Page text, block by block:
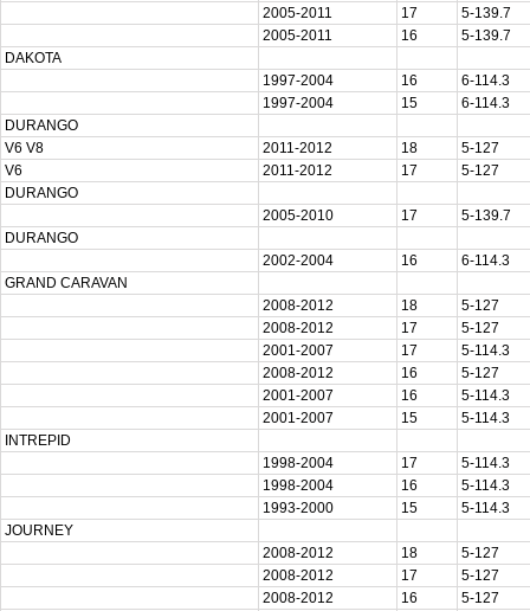
2005-2011
17
5-139.7
2005-2011
16
5-139.7
DAKOTA
1997-2004
16
6-114.3
1997-2004
15
6-114.3
DURANGO
V6 V8
2011-2012 18
5-127
V6
2011-2012 17
5-127
DURANGO
2005-2010
17
5-139.7
DURANGO
2002-2004
16
6-114.3
GRAND CARAVAN
2008-2012
18
5-127
2008-2012
17
5-127
2001-2007
17
5-114.3
2008-2012
16
5-127
2001-2007
16
5-114.3
2001-2007
15
5-114.3
INTREPID
1998-2004
17
5-114.3
1998-2004
16
5-114.3
1993-2000
15
5-114.3
JOURNEY
2008-2012
18
5-127
2008-2012
17
5-127
2008-2012
16
5-127